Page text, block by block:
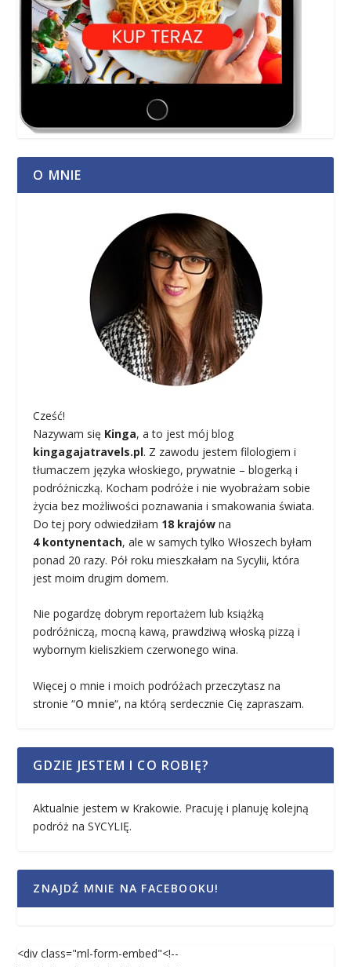
O MNIE
Cześć!
Nazywam się Kinga, a to jest mój blog
kingagajatravels.pl. Z zawodu jestem filologiem i
tłumaczem języka włoskiego, prywatnie – blogerką i
podróżniczką. Kocham podróże i nie wyobrażam sobie
życia bez możliwości poznawania i smakowania świata.
Do tej pory odwiedziłam 18 krajów na
4 kontynentach, ale w samych tylko Włoszech byłam
ponad 20 razy. Pół roku mieszkałam na Sycylii, która
jest moim drugim domem.
Nie pogardzę dobrym reportażem lub książką
podróżniczą, mocną kawą, prawdziwą włoską pizzą i
wybornym kieliszkiem czerwonego wina.
Więcej o mnie i moich podróżach przeczytasz na
stronie “O mnie“, na którą serdecznie Cię zapraszam.
GDZIE JESTEM I CO ROBIĘ?
Aktualnie jestem w Krakowie. Pracuję i planuję kolejną
podróż na SYCYLIĘ.
ZNAJDŹ MNIE NA FACEBOOKU!
<div class="ml-form-embed"<!--